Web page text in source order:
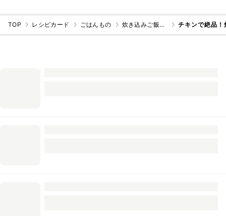
TOP レシピカード ごはんもの 炊き込みご飯・混ぜご飯 チキンで絶品！